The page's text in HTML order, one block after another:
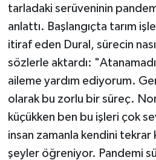
tarladaki serüveninin
anlattı. Başlangıçta tarım
itiraf eden Dural, sürecin
sözlerle aktardı:
aileme yardım ediyorum.
olarak bu zorlu bir süreç.
küçükken ben bu işleri çok
insan zamanla kendini
şeyler öğreniyor. Pandemi